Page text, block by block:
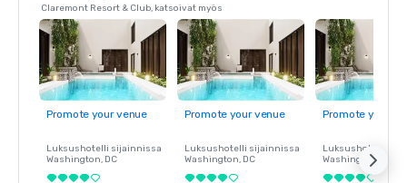
Claremont Resort & Club, katsoivat myös
Promote your venue
Luksushotelli sijainnissa
Washington, DC
Promote your venue
Luksushotelli sijainnissa
Washington, DC
Promote your
Luksushotelli
Washington